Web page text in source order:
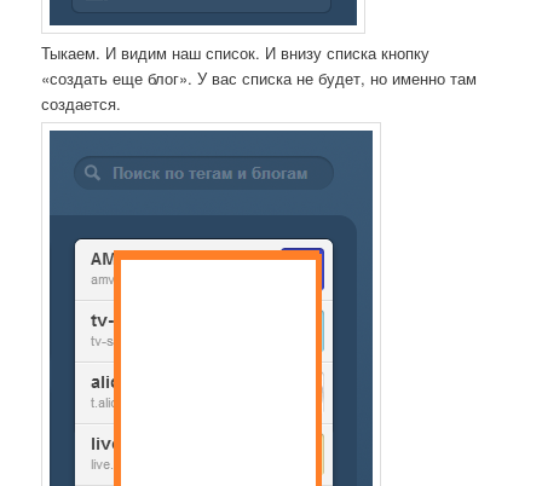
Тыкаем. И видим наш список. И внизу списка кнопку
«создать еще блог». У вас списка не будет, но именно там
создается.